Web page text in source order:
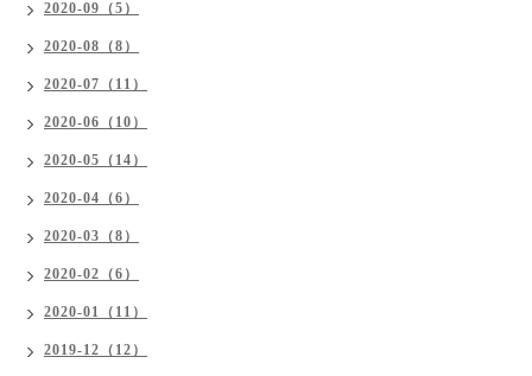
2020-09（5）
2020-08（8）
2020-07（11）
2020-06（10）
2020-05（14）
2020-04（6）
2020-03（8）
2020-02（6）
2020-01（11）
2019-12（12）